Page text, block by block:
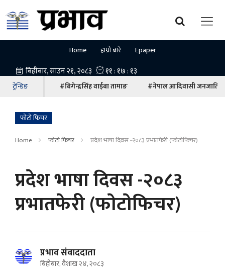
Home हाम्रो बारे Epaper
ट्रेन्डिङ #बिगेन्द्रसिंह वाईबा तामाङ #नेपाल आदिवासी जनजाति
फोटो फिचर
Home फोटो फिचर प्रदेश भाषा दिवस -२०८३ प्रभातफेरी (फाेटाेफिचर)
प्रदेश भाषा दिवस -२०८३
प्रभातफेरी (फाेटाेफिचर)
प्रभाव संवाददाता
बिहीबार, वैशाख २४, २०८३